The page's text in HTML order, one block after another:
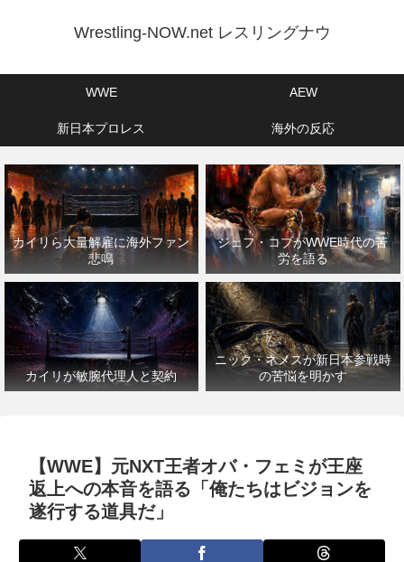
Wrestling-NOW.net レスリングナウ
WWE AEW
新日本プロレス 海外の反応
カイリら大量解雇に海外ファン
悲鳴
ジェフ・コブがWWE時代の苦
労を語る
カイリが敏腕代理人と契約
ニック・ネメスが新日本参戦時
の苦悩を明かす
【WWE】元NXT王者オバ・フェミが王座
返上への本音を語る「俺たちはビジョンを
遂行する道具だ」